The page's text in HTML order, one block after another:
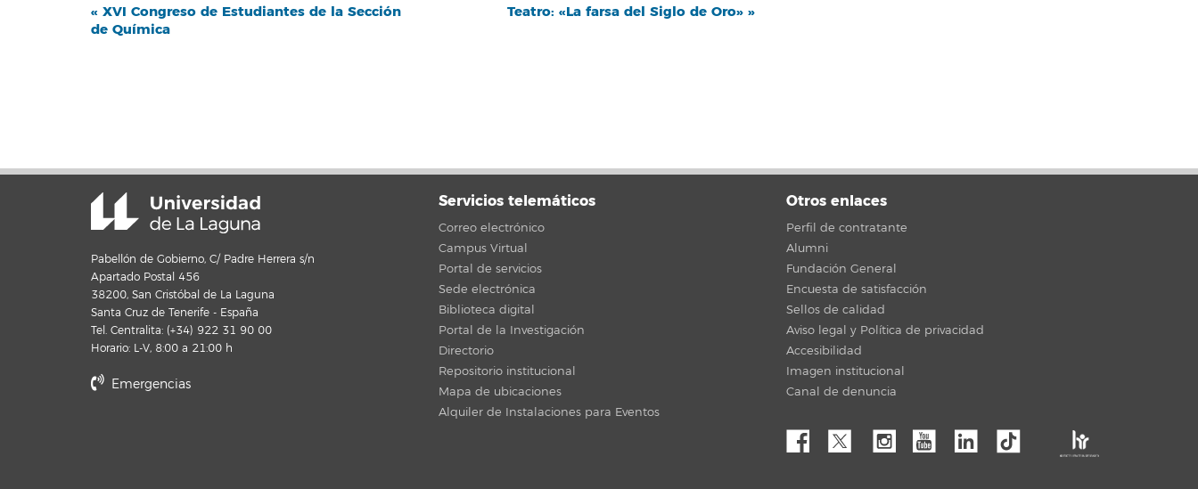
Navegación
del
« XVI Congreso de Estudiantes de la Sección
de Química
Teatro: «La farsa del Siglo de Oro» »
Pabellón de Gobierno, C/ Padre Herrera s/n
Apartado Postal 456
38200, San Cristóbal de La Laguna
Santa Cruz de Tenerife - España
Tel. Centralita: (+34) 922 31 90 00
Horario: L-V, 8:00 a 21:00 h
Emergencias
Servicios telemáticos
Correo electrónico
Campus Virtual
Portal de servicios
Sede electrónica
Biblioteca digital
Portal de la Investigación
Directorio
Repositorio institucional
Mapa de ubicaciones
Alquiler de Instalaciones para Eventos
Otros enlaces
Perfil de contratante
Alumni
Fundación General
Encuesta de satisfacción
Sellos de calidad
Aviso legal y Política de privacidad
Accesibilidad
Imagen institucional
Canal de denuncia